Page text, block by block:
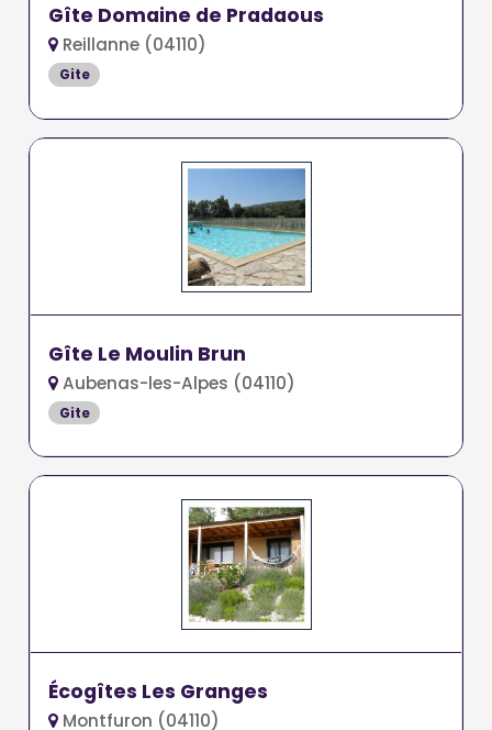
Gîte Domaine de Pradaous
Reillanne (04110)
Gite
Gîte Le Moulin Brun
Aubenas-les-Alpes (04110)
Gite
Écogîtes Les Granges
Montfuron (04110)